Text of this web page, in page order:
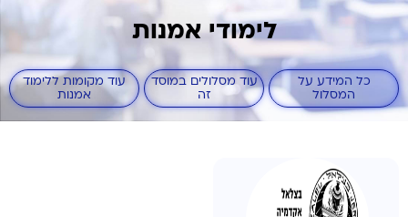
לימודי אמנות
כל המידע על
המסלול
עוד מסלולים במוסד
זה
עוד מקומות ללימוד
אמנות